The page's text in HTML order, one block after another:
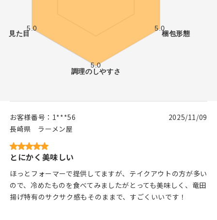
お客様番号： 1***56
長崎県
ラーメン屋
2025/11/09
とにかく美味しい
ほっとフォーマーで提供してますが、テイクアウトの方が多い
ので、冷めたものを食べてみましたがとっても美味しく、竜田
揚げ特有のサクサク感もそのままで、すごくいいです！